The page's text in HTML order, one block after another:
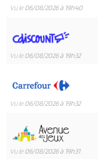
Vu le06/08/2026 à 19h40
Vu le06/08/2026 à 19h32
Vu le06/08/2026 à 19h32
Vu le06/08/2026 à 19h31